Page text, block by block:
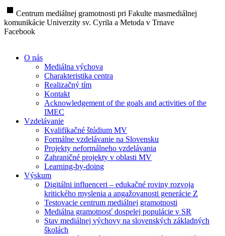
stop Centrum mediálnej gramotnosti pri Fakulte masmediálnej
komunikácie Univerzity sv. Cyrila a Metoda v Trnave
Facebook
O nás
Mediálna výchova
Charakteristika centra
Realizačný tím
Kontakt
Acknowledgement of the goals and activities of the
IMEC
Vzdelávanie
Kvalifikačné štúdium MV
Formálne vzdelávanie na Slovensku
Projekty neformálneho vzdelávania
Zahraničné projekty v oblasti MV
Learning-by-doing
Výskum
Digitálni influenceri – edukačné roviny rozvoja
kritického myslenia a angažovanosti generácie Z
Testovacie centrum mediálnej gramotnosti
Mediálna gramotnosť dospelej populácie v SR
Stav mediálnej výchovy na slovenských základných
školách